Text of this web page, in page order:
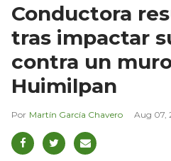
Conductora
tras impactar
contra un
Huimilpan
Martín García Chavero Aug 07,